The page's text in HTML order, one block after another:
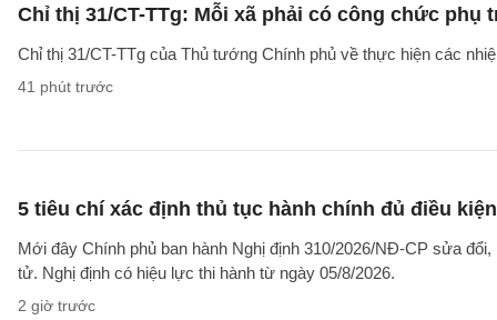
Chỉ thị 31/CT-TTg: Mỗi xã phải có công chức phụ
Chỉ thị 31/CT-TTg của Thủ tướng Chính phủ về thực hiện các
41 phút trước
5 tiêu chí xác định thủ tục hành chính đủ điều
Mới đây Chính phủ ban hành Nghị định 310/2026/NĐ-CP sửa
tử. Nghị định có hiệu lực thi hành từ ngày 05/8/2026.
2 giờ trước